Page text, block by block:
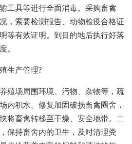
工具等进行全面消毒。采购畜禽
，索要检测报告、动物检疫合格证
等有效证明。到目的地后执行好落
。
生产管理?
殖场周围环境、污物、杂物等，疏
内积水。修复加固破损畜禽圈舍，
将畜禽转移至干燥、安全地带。二
保持畜舍内的卫生，及时清理粪